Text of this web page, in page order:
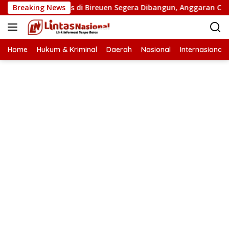
Langsung
ke
konten
Breaking News
Putus di Bireuen Segera Dibangun, Anggaran Capai 500
Home Hukum & Kriminal Daerah Nasional Internasional